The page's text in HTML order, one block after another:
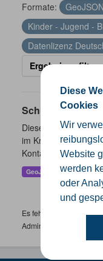
Diese
Cookies
Wir
Website
werden
oder
und
Formate: GeoJSON
Kinder - Jugend -
Datenlizenz
Ergebnisse filtern
Schulen
Dieser Datensatz
im Kreis Gütersloh
GeoJSON SHP
Es fehlen spezifische
Administrator unter: